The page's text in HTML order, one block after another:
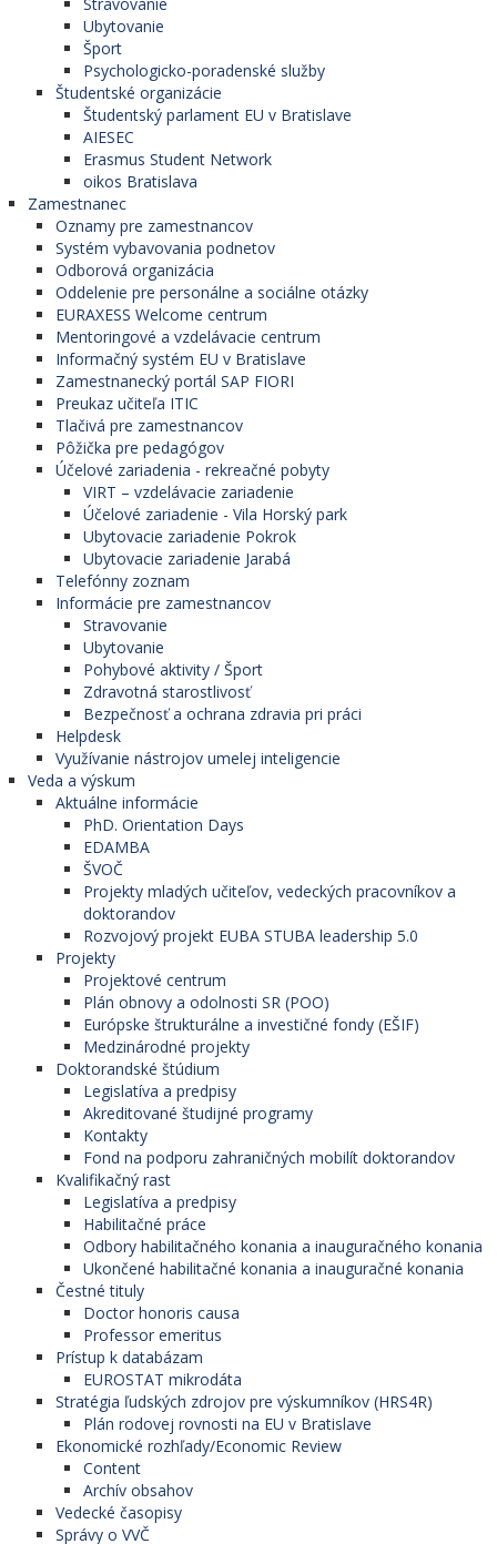
Ubytovanie
Šport
Psychologicko-poradenské služby
Študentské organizácie
Študentský parlament EU v Bratislave
AIESEC
Erasmus Student Network
oikos Bratislava
Zamestnanec
Oznamy pre zamestnancov
Systém vybavovania podnetov
Odborová organizácia
Oddelenie pre personálne a sociálne otázky
EURAXESS Welcome centrum
Mentoringové a vzdelávacie centrum
Informačný systém EU v Bratislave
Zamestnanecký portál SAP FIORI
Preukaz učiteľa ITIC
Tlačivá pre zamestnancov
Pôžička pre pedagógov
Účelové zariadenia - rekreačné pobyty
VIRT – vzdelávacie zariadenie
Účelové zariadenie - Vila Horský park
Ubytovacie zariadenie Pokrok
Ubytovacie zariadenie Jarabá
Telefónny zoznam
Informácie pre zamestnancov
Stravovanie
Ubytovanie
Pohybové aktivity / Šport
Zdravotná starostlivosť
Bezpečnosť a ochrana zdravia pri práci
Helpdesk
Využívanie nástrojov umelej inteligencie
Veda a výskum
Aktuálne informácie
PhD. Orientation Days
EDAMBA
ŠVOČ
Projekty mladých učiteľov, vedeckých pracovníkov a
doktorandov
Rozvojový projekt EUBA STUBA leadership 5.0
Projekty
Projektové centrum
Plán obnovy a odolnosti SR (POO)
Európske štrukturálne a investičné fondy (EŠIF)
Medzinárodné projekty
Doktorandské štúdium
Legislatíva a predpisy
Akreditované študijné programy
Kontakty
Fond na podporu zahraničných mobilít doktorandov
Kvalifikačný rast
Legislatíva a predpisy
Habilitačné práce
Odbory habilitačného konania a inauguračného konania
Ukončené habilitačné konania a inauguračné konania
Čestné tituly
Doctor honoris causa
Professor emeritus
Prístup k databázam
EUROSTAT mikrodáta
Stratégia ľudských zdrojov pre výskumníkov (HRS4R)
Plán rodovej rovnosti na EU v Bratislave
Ekonomické rozhľady/Economic Review
Content
Archív obsahov
Vedecké časopisy
Správy o VVČ